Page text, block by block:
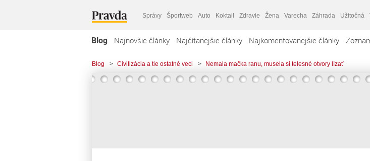
Správy Športweb Auto Koktail Zdravie Žena Varecha Záhrada Užitočná
Blog Najnovšie články Najčítanejšie články Najkomentovanejšie články
Blog > Civilizácia a tie ostatné veci > Nemala mačka ranu, musela si telesné otvory lízať